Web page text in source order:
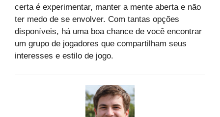
certa é experimentar, manter a mente aberta e não
ter medo de se envolver. Com tantas opções
disponíveis, há uma boa chance de você encontrar
um grupo de jogadores que compartilham seus
interesses e estilo de jogo.